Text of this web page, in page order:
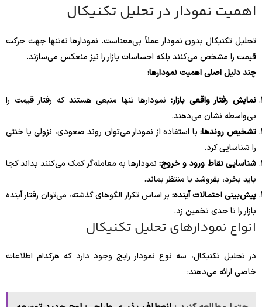
اهمیت نمودار در تحلیل تکنیکال
تحلیل تکنیکال بدون نمودار عملاً بی‌معناست. نمودارها نه‌تنها جهت حرکت
قیمت را مشخص می‌کنند بلکه احساسات بازار را نیز منعکس می‌سازند.
چند دلیل اصلی اهمیت نمودارها:
نمایش رفتار واقعی بازار:نمودارها تنها منبعی هستند که رفتار قیمت را
بی‌واسطه نشان می‌دهند.
تشخیص روندها:با استفاده از نمودار می‌توان روند صعودی، نزولی یا خنثی
را شناسایی کرد.
شناسایی نقاط ورود و خروج:نمودارها به معامله‌گر کمک می‌کنند بداند کجا
باید بخرد، بفروشد یا منتظر بماند.
پیش‌بینی احتمالات آینده: بر اساس تکرار الگوهای گذشته، می‌توان رفتار آینده
بازار را تا حدی تخمین زد.
انواع نمودارهای تحلیل تکنیکال
در تحلیل تکنیکال، سه نوع نمودار رایج وجود دارد که هرکدام اطلاعات
خاصی ارائه می‌دهند: